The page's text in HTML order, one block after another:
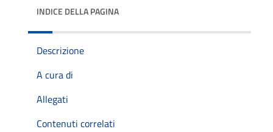
INDICE DELLA PAGINA
Descrizione
A cura di
Allegati
Contenuti correlati